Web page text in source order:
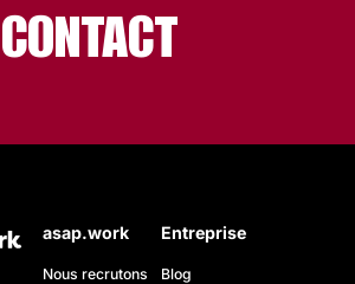
CONTACT
asap.work
Nous recrutons
Entreprise
Blog